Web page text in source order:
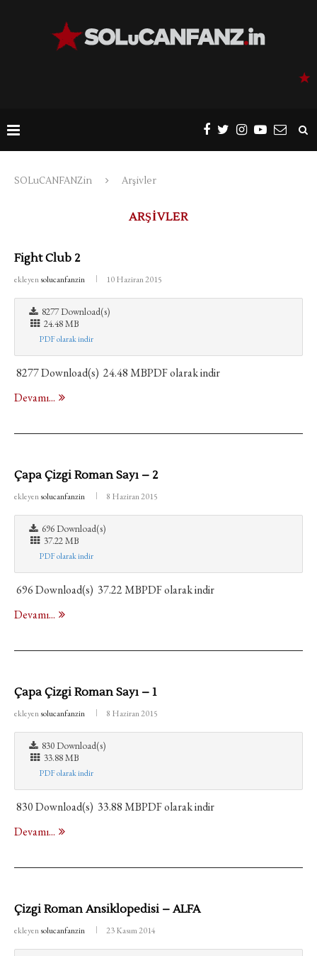
SOLuCANFANZin Arşivler
ARŞIVLER
Fight Club 2
ekleyensolucanfanzin 10 Haziran 2015
8277 Download(s)
24.48 MB
PDF olarak indir
8277 Download(s) 24.48 MBPDF olarak indir
Devamı...
Çapa Çizgi Roman Sayı – 2
ekleyensolucanfanzin 8 Haziran 2015
696 Download(s)
37.22 MB
PDF olarak indir
696 Download(s) 37.22 MBPDF olarak indir
Devamı...
Çapa Çizgi Roman Sayı – 1
ekleyensolucanfanzin 8 Haziran 2015
830 Download(s)
33.88 MB
PDF olarak indir
830 Download(s) 33.88 MBPDF olarak indir
Devamı...
Çizgi Roman Ansiklopedisi – ALFA
ekleyensolucanfanzin 23 Kasım 2014